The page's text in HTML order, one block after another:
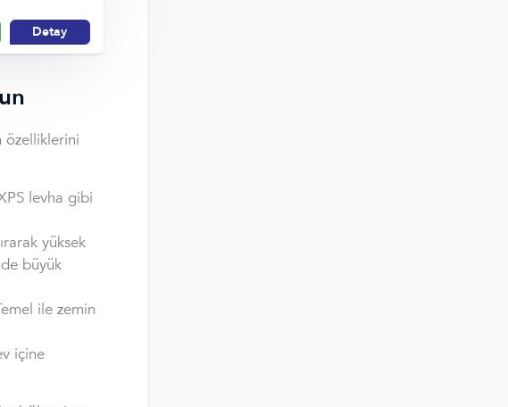
Detay
özelliklerini
levha gibi
yüksek
büyük
ile zemin
içine